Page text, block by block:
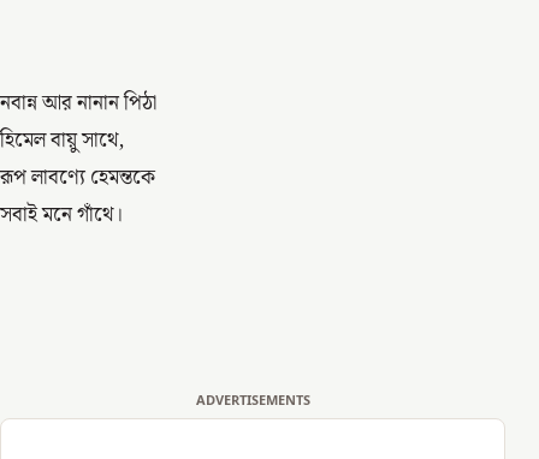
নবান্ন আর নানান পিঠা
হিমেল বায়ু সাথে,
রূপ লাবণ্যে হেমন্তকে
সবাই মনে গাঁথে।
ADVERTISEMENTS